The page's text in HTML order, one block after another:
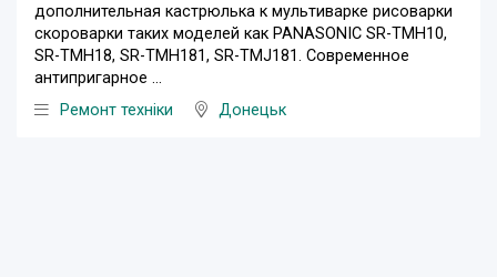
дополнительная кастрюлька к мультиварке рисоварки
скороварки таких моделей как PANASONIC SR-TMH10,
SR-TMH18, SR-TMH181, SR-TMJ181. Современное
антипригарное ...
Ремонт техніки
Донецьк